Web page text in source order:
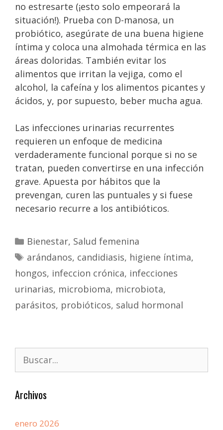
no estresarte (¡esto solo empeorará la
situación!). Prueba con D-manosa, un
probiótico, asegúrate de una buena higiene
íntima y coloca una almohada térmica en las
áreas doloridas. También evitar los
alimentos que irritan la vejiga, como el
alcohol, la cafeína y los alimentos picantes y
ácidos, y, por supuesto, beber mucha agua.
Las infecciones urinarias recurrentes
requieren un enfoque de medicina
verdaderamente funcional porque si no se
tratan, pueden convertirse en una infección
grave. Apuesta por hábitos que la
prevengan, curen las puntuales y si fuese
necesario recurre a los antibióticos.
Bienestar, Salud femenina
arándanos, candidiasis, higiene íntima,
hongos, infeccion crónica, infecciones
urinarias, microbioma, microbiota,
parásitos, probióticos, salud hormonal
Archivos
enero 2026